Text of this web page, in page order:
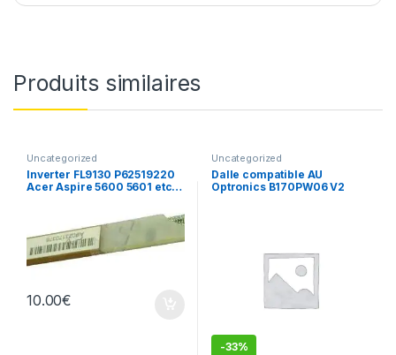
Produits similaires
Uncategorized
Inverter FL9130 P62519220
Acer Aspire 5600 5601 etc…
10.00€
Uncategorized
Dalle compatible AU
Optronics B170PW06 V2
-33%